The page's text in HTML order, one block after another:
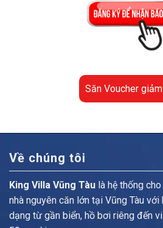
Săn Voucher
Về chúng tôi
King Villa Vũng Tàu là hệ thống
nhà nguyên căn lớn tại Vũng Tàu
dạng từ gần biển, hồ bơi riêng đến